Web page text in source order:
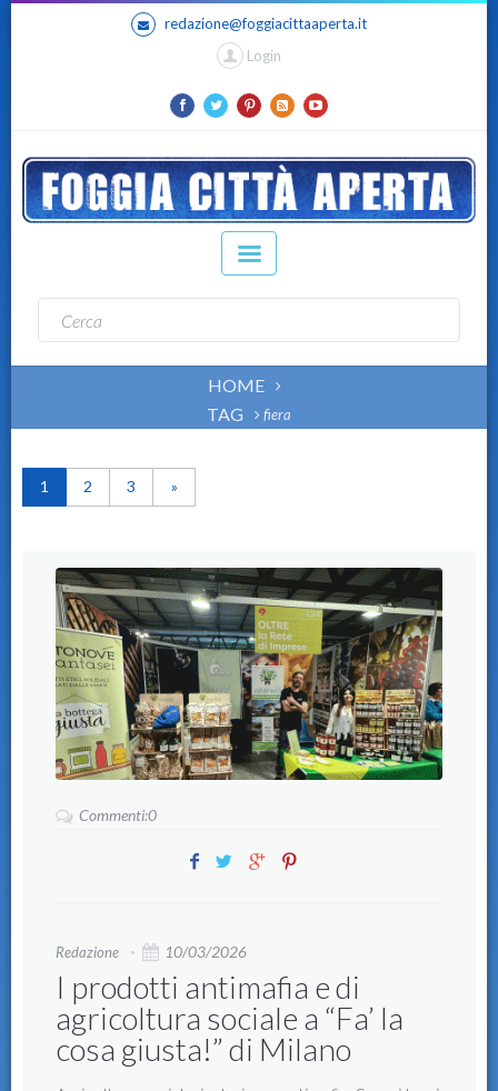
redazione@foggiacittaaperta.it
Login
HOME
TAG
fiera
1 2 3 »
Commenti:0
Redazione 10/03/2026
I prodotti antimafia e di
agricoltura sociale a “Fa’ la
cosa giusta!” di Milano